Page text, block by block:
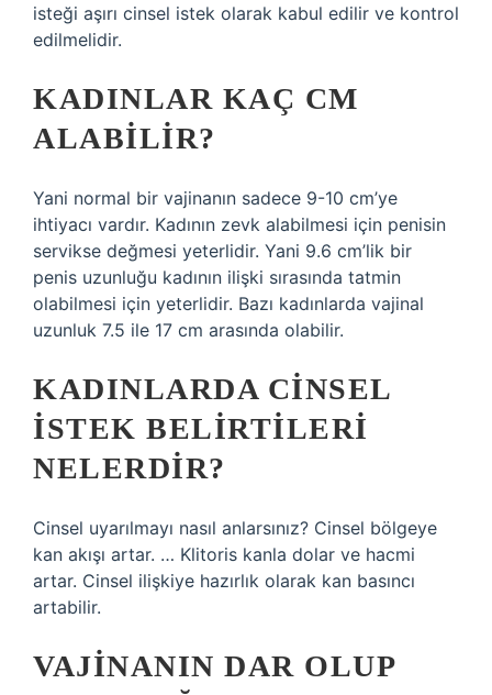
isteği aşırı cinsel istek olarak kabul edilir ve kontrol
edilmelidir.
KADINLAR KAÇ CM
ALABILIR?
Yani normal bir vajinanın sadece 9-10 cm’ye
ihtiyacı vardır. Kadının zevk alabilmesi için penisin
servikse değmesi yeterlidir. Yani 9.6 cm’lik bir
penis uzunluğu kadının ilişki sırasında tatmin
olabilmesi için yeterlidir. Bazı kadınlarda vajinal
uzunluk 7.5 ile 17 cm arasında olabilir.
KADINLARDA CINSEL
ISTEK BELIRTILERI
NELERDIR?
Cinsel uyarılmayı nasıl anlarsınız? Cinsel bölgeye
kan akışı artar. … Klitoris kanla dolar ve hacmi
artar. Cinsel ilişkiye hazırlık olarak kan basıncı
artabilir.
VAJINANIN DAR OLUP